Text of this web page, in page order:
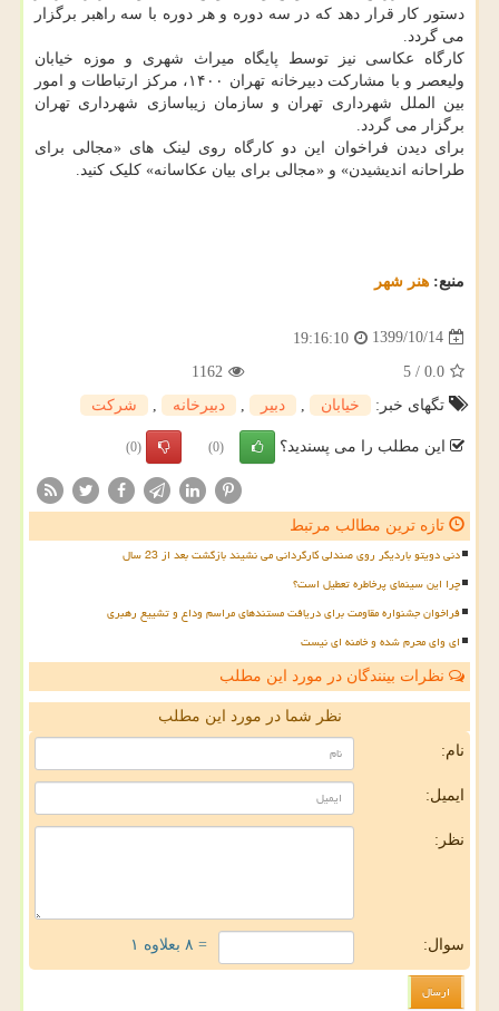
دستور کار قرار دهد که در سه دوره و هر دوره با سه راهبر برگزار
می گردد.
کارگاه عکاسی نیز توسط پایگاه میراث شهری و موزه خیابان
ولیعصر و با مشارکت دبیرخانه تهران ۱۴۰۰، مرکز ارتباطات و امور
بین الملل شهرداری تهران و سازمان زیباسازی شهرداری تهران
برگزار می گردد.
برای دیدن فراخوان این دو کارگاه روی لینک های «مجالی برای
طراحانه اندیشیدن» و «مجالی برای بیان عکاسانه» کلیک کنید.
منبع: هنر شهر
1399/10/14
19:16:10
0.0
/
5
1162
تگهای خبر:
خیابان , دبیر , دبیرخانه , شركت
این مطلب را می پسندید؟ (0)
(0)
تازه ترین مطالب مرتبط
دنی دویتو باردیگر روی صندلی کارگردانی می نشیند بازگشت بعد از 23 سال
چرا این سینمای پرخاطره تعطیل است؟
فراخوان جشنواره مقاومت برای دریافت مستندهای مراسم وداع و تشییع رهبری
ای وای محرم شده و خامنه ای نیست
نظرات بینندگان در مورد این مطلب
نظر شما در مورد این مطلب
نام:
ایمیل:
نظر:
سوال: = ۸ بعلاوه ۱